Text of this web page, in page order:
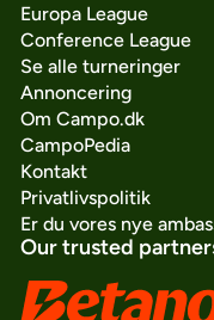
Europa League
Conference League
Se alle turneringer
Annoncering
Om Campo.dk
CampoPedia
Kontakt
Privatlivspolitik
Er du vores nye
Our trusted